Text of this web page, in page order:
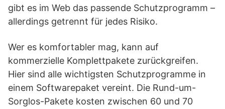
gibt es im Web das passende Schutzprogramm –
allerdings getrennt für jedes Risiko.
Wer es komfortabler mag, kann auf
kommerzielle Komplettpakete zurückgreifen.
Hier sind alle wichtigsten Schutzprogramme in
einem Softwarepaket vereint. Die Rund-um-
Sorglos-Pakete kosten zwischen 60 und 70